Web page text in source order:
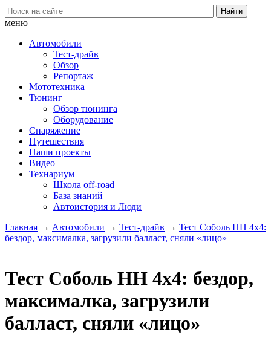
меню
Автомобили
Тест-драйв
Обзор
Репортаж
Мототехника
Тюнинг
Обзор тюнинга
Оборудование
Снаряжение
Путешествия
Наши проекты
Видео
Технариум
Школа off-road
База знаний
Автоистория и Люди
Главная → Автомобили → Тест-драйв → Тест Соболь НН 4х4:
бездор, максималка, загрузили балласт, сняли «лицо»
Тест Соболь НН 4х4: бездор,
максималка, загрузили
балласт, сняли «лицо»